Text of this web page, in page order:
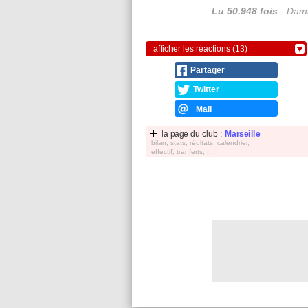
Lu 50.948 fois -
afficher les réactions (13)
Partager
Twitter
Mail
la page du club : Marseille
bilan, stats, réultats, calendrier,
effectif, tranferts, ...